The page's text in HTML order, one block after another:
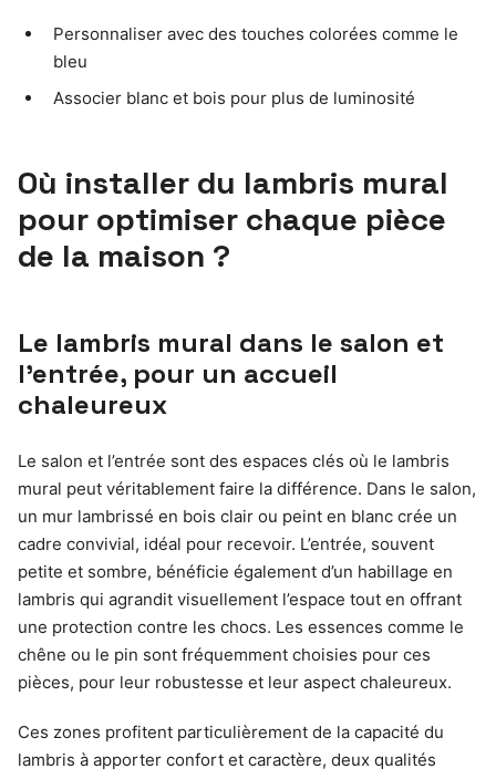
Personnaliser avec des touches colorées comme le
bleu
Associer blanc et bois pour plus de luminosité
Où installer du lambris mural
pour optimiser chaque pièce
de la maison ?
Le lambris mural dans le salon et
l’entrée, pour un accueil
chaleureux
Le salon et l’entrée sont des espaces clés où le lambris
mural peut véritablement faire la différence. Dans le salon,
un mur lambrissé en bois clair ou peint en blanc crée un
cadre convivial, idéal pour recevoir. L’entrée, souvent
petite et sombre, bénéficie également d’un habillage en
lambris qui agrandit visuellement l’espace tout en offrant
une protection contre les chocs. Les essences comme le
chêne ou le pin sont fréquemment choisies pour ces
pièces, pour leur robustesse et leur aspect chaleureux.
Ces zones profitent particulièrement de la capacité du
lambris à apporter confort et caractère, deux qualités